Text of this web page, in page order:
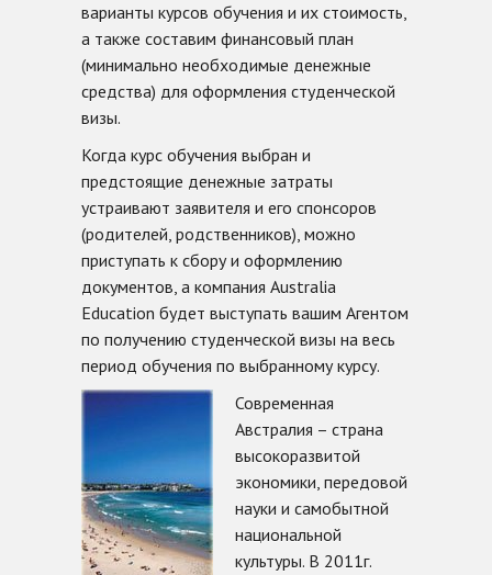
варианты курсов обучения и их стоимость,
а также составим финансовый план
(минимально необходимые денежные
средства) для оформления студенческой
визы.
Когда курс обучения выбран и
предстоящие денежные затраты
устраивают заявителя и его спонсоров
(родителей, родственников), можно
приступать к сбору и оформлению
документов, а компания Australia
Education будет выступать вашим Агентом
по получению студенческой визы на весь
период обучения по выбранному курсу.
Современная
Австралия – страна
высокоразвитой
экономики, передовой
науки и самобытной
национальной
культуры. В 2011г.